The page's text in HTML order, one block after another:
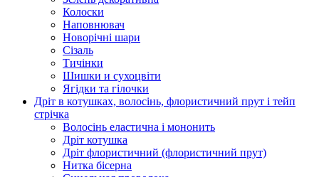
Колоски
Наповнювач
Новорічні шари
Сізаль
Тичінки
Шишки и сухоцвіти
Ягідки та гілочки
Дріт в котушках, волосінь, флористичний прут і тейп
стрічка
Волосінь еластична і мононить
Дріт котушка
Дріт флористичний (флористичний прут)
Нитка бісерна